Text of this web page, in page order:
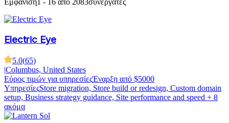
Εμφάνιση1 - 16 από 2083συνεργάτες
Electric Eye
5.0(65)
|Columbus, United States
Εύρος τιμών για υπηρεσίεςΈναρξη από $5000
ΥπηρεσίεςStore migration, Store build or redesign, Custom domain
setup, Business strategy guidance, Site performance and speed + 8
ακόμα